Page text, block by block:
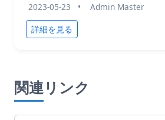
2023-05-23 •
Admin Master
詳細を見る
関連リンク